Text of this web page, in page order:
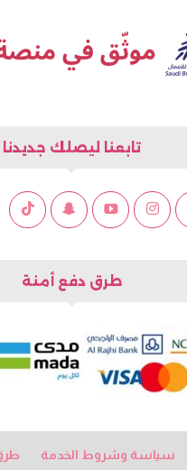
تابعنا ليصلك جديدنا
طرق دفع أمنة
سياسة وشروط الخدمة